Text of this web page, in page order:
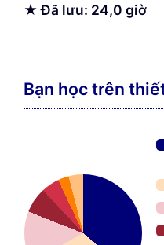
★ Đã lưu: 24,0 giờ
Bạn học trên